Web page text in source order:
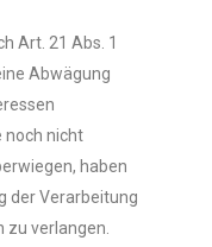
Art. 21 Abs. 1
Abwägung
noch nicht
haben
der Verarbeitung
zu verlangen.